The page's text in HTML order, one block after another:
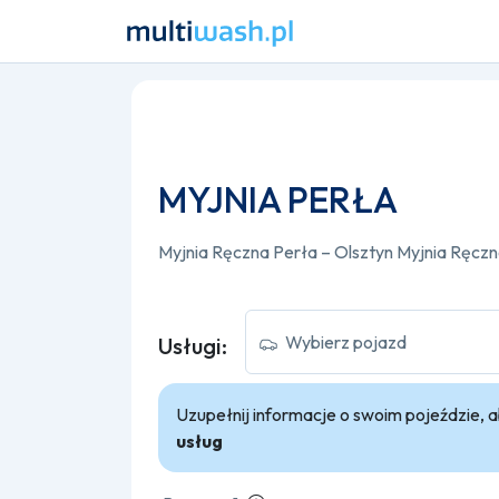
MYJNIA PERŁA
Usługi: Wybierz pojazd
Uzupełnij informacje o swoim pojeździe,
usług